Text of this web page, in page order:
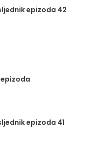
epizoda 42
epizoda 41